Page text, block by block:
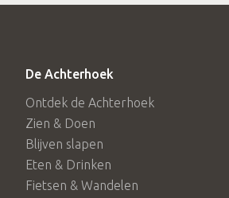
De Achterhoek
Ontdek de Achterhoek
Zien & Doen
Blijven slapen
Eten & Drinken
Fietsen & Wandelen